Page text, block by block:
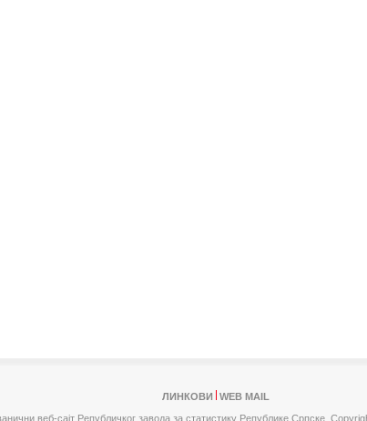
ЛИНКОВИ
WEB MAIL
веб-сајт Републичког завода за статистику Републике Српске,